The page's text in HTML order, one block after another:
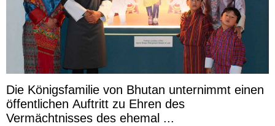
Die Königsfamilie von Bhutan unternimmt einen
öffentlichen Auftritt zu Ehren des
Vermächtnisses des ehemal ...